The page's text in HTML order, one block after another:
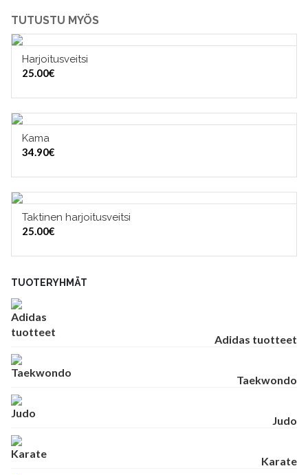
TUTUSTU MYÖS
Harjoitusveitsi
25.00€
Kama
34.90€
LISÄÄ OSTOSKORIIN
Taktinen harjoitusveitsi
25.00€
TUOTERYHMÄT
Adidas tuotteet
Taekwondo
Judo
Karate